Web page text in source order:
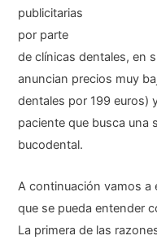
publicitarias
por parte
de clínicas dentales, en
anuncian precios muy
dentales por 199 euros)
paciente que busca una
bucodental.
A continuación vamos a
que se pueda entender
La primera de las